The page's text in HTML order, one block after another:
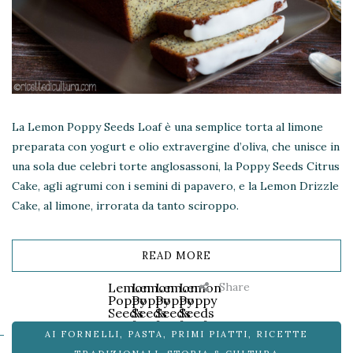
La Lemon Poppy Seeds Loaf è una semplice torta al limone
preparata con yogurt e olio extravergine d’oliva, che unisce in
una sola due celebri torte anglosassoni, la Poppy Seeds Citrus
Cake, agli agrumi con i semini di papavero, e la Lemon Drizzle
Cake, al limone, irrorata da tanto sciroppo.
READ MORE
Share
Lemon
Poppy
Seeds
Loaf
–
Lemon
Poppy
Seeds
Loaf
–
Lemon
Poppy
Seeds
Loaf
–
Lemon
Poppy
Seeds
Loaf
–
AI FORNELLI, PASTA, PRIMI PIATTI, RICETTE